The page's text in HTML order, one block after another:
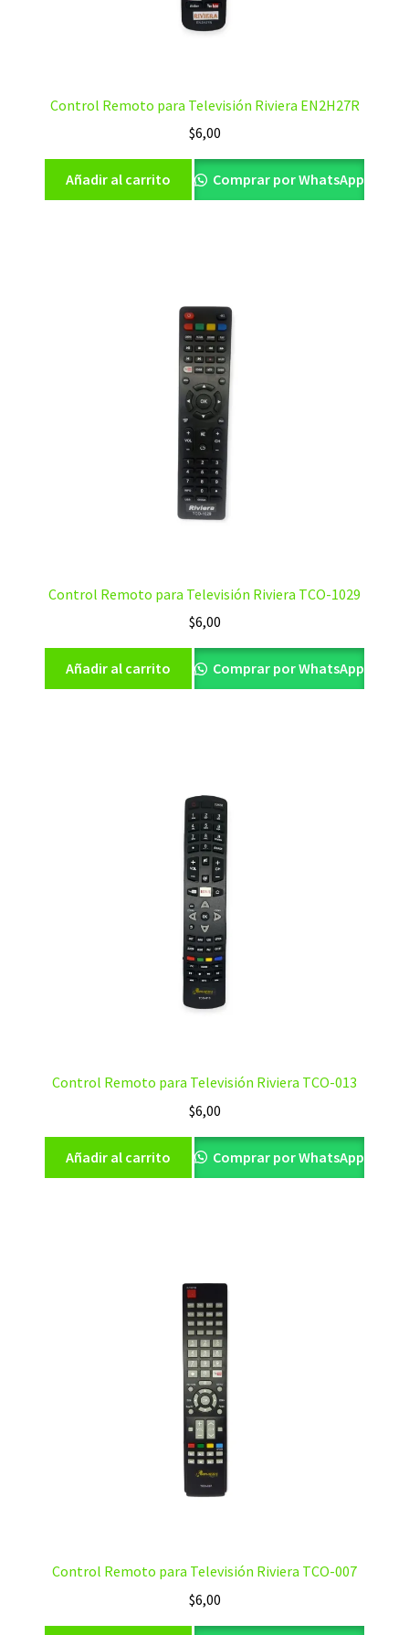
Control Remoto para Televisión Riviera EN2H27R
$6,00
Añadir al carrito Comprar por WhatsApp
Control Remoto para Televisión Riviera TCO-1029
$6,00
Añadir al carrito Comprar por WhatsApp
Control Remoto para Televisión Riviera TCO-013
$6,00
Añadir al carrito Comprar por WhatsApp
Control Remoto para Televisión Riviera TCO-007
$6,00